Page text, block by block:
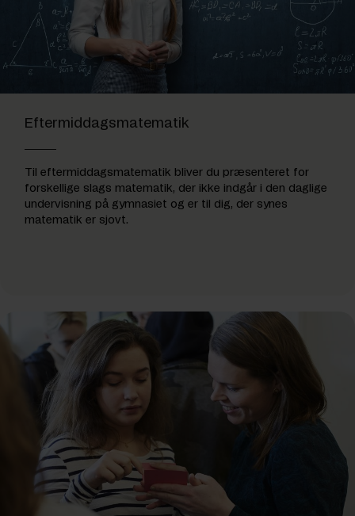
Eftermiddagsmatematik
Til eftermiddagsmatematik bliver du præsenteret for
forskellige slags matematik, der ikke indgår i den daglige
undervisning på gymnasiet og er til dig, der synes
matematik er sjovt.